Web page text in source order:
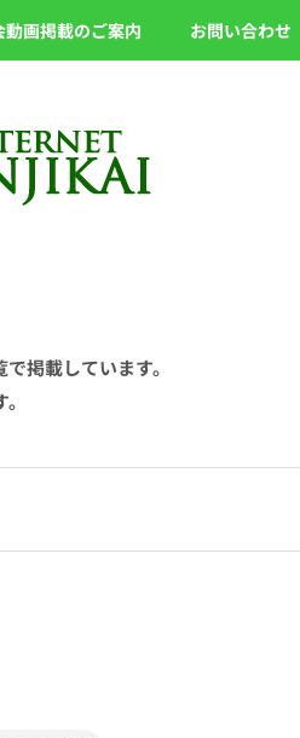
動画掲載のご案内 お問い合わせ
掲載しています。